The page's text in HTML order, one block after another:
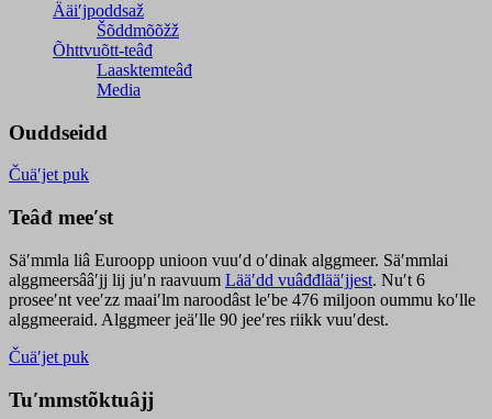
Ääiʹjpoddsaž
Šõddmõõžž
Õhttvuõtt-teâđ
Laasktemteâđ
Media
Ouddseidd
Čuäʹjet puk
Teâđ meeʹst
Säʹmmla liâ Euroopp unioon vuuʹd oʹdinak alggmeer. Säʹmmlai
alggmeersââʹjj lij juʹn raavuum Lääʹdd vuâđđlääʹjjest. Nuʹt 6
proseeʹnt veeʹzz maaiʹlm naroodâst leʹbe 476 miljoon oummu koʹlle
alggmeeraid. Alggmeer jeäʹlle 90 jeeʹres riikk vuuʹdest.
Čuäʹjet puk
Tuʹmmstõktuâjj